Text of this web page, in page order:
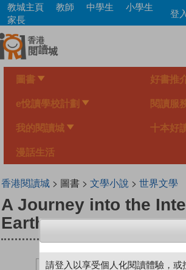
Skip
main
content
教城主頁 教師 中學生
小學生
家長
登
圖書 好書推
e悅讀學校計劃 閱讀服
我的閱讀城 十本好
漫話生活
香港閱讀城> 圖書 > 文學小說 > 世界文學
A Journey into the
Earth
請登入以享受個人化閱讀體驗，或